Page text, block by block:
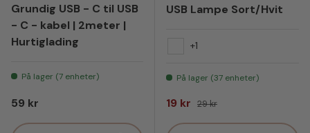
Grundig USB - C til USB
- C - kabel | 2meter |
Hurtiglading
På lager (7 enheter)
Vanlig pris
59 kr
USB Lampe Sort/Hvit
+1
På lager (37 enheter)
Salgspris
19 kr Vanlig pris
29 kr